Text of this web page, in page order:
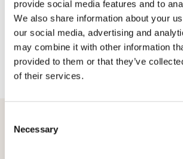
provide social media features and to
We also share information about your
our social media, advertising and
may combine it with other information
provided to them or that they’ve
of their services.
Selection
Necessary
Descubre Actito
CONECTE DATOS, PRODUCTOS,